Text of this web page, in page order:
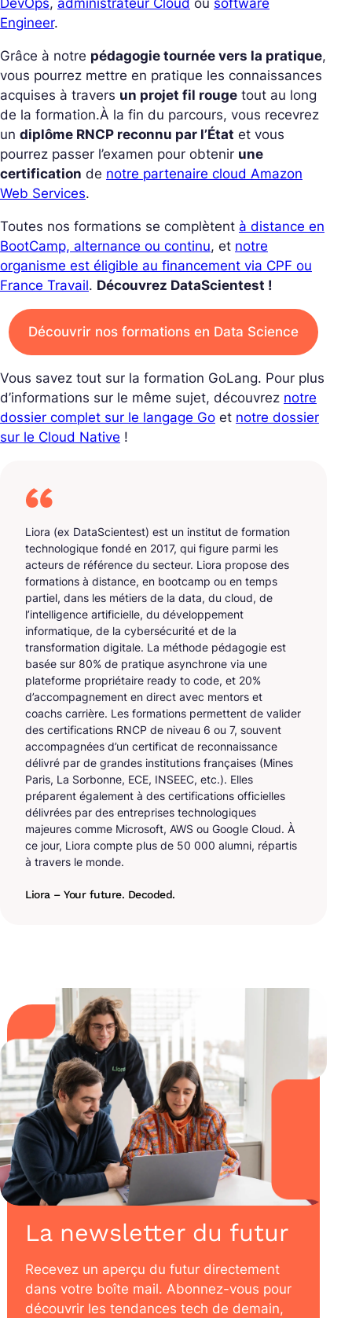
DevOps, administrateur Cloud ou software
Engineer.
Grâce à notre pédagogie tournée vers la pratique,
vous pourrez mettre en pratique les connaissances
acquises à travers un projet fil rouge tout au long
de la formation.À la fin du parcours, vous recevrez
un diplôme RNCP reconnu par l’État et vous
pourrez passer l’examen pour obtenir une
certification de notre partenaire cloud Amazon
Web Services.
Toutes nos formations se complètent à distance en
BootCamp, alternance ou continu, et notre
organisme est éligible au financement via CPF ou
France Travail. Découvrez DataScientest !
Découvrir nos formations en Data Science
Vous savez tout sur la formation GoLang. Pour plus
d’informations sur le même sujet, découvrez notre
dossier complet sur le langage Go et notre dossier
sur le Cloud Native !
Liora (ex DataScientest) est un institut de formation
technologique fondé en 2017, qui figure parmi les
acteurs de référence du secteur. Liora propose des
formations à distance, en bootcamp ou en temps
partiel, dans les métiers de la data, du cloud, de
l’intelligence artificielle, du développement
informatique, de la cybersécurité et de la
transformation digitale. La méthode pédagogie est
basée sur 80% de pratique asynchrone via une
plateforme propriétaire ready to code, et 20%
d’accompagnement en direct avec mentors et
coachs carrière. Les formations permettent de valider
des certifications RNCP de niveau 6 ou 7, souvent
accompagnées d’un certificat de reconnaissance
délivré par de grandes institutions françaises (Mines
Paris, La Sorbonne, ECE, INSEEC, etc.). Elles
préparent également à des certifications officielles
délivrées par des entreprises technologiques
majeures comme Microsoft, AWS ou Google Cloud. À
ce jour, Liora compte plus de 50 000 alumni, répartis
à travers le monde.
Liora – Your future. Decoded.
La newsletter du futur
Recevez un aperçu du futur directement
dans votre boîte mail. Abonnez-vous pour
découvrir les tendances tech de demain,